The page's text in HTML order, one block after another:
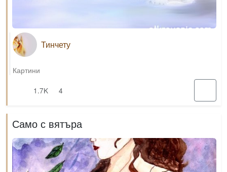
Тинчету
Картини
1.7K
4
Само с вятъра